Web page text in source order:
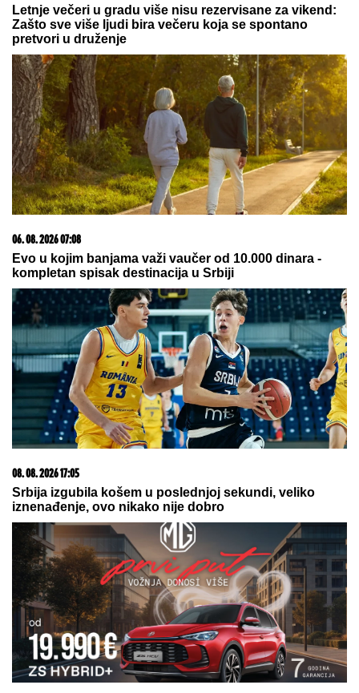
MUŠKARAC SKOČIO U DUNAV I
NESTAO
da se osveži i nije isplivao
(FOTO) SVI GLEDAJU U SARU JO!Pevačica i Aleksa
Bjelogrlić ne skidaju osmeh sa lica, a ona jednim
potezom OČARALA SVE
U PALANKU BEZSKRETANjA U
HRVATSKU: Počinje izgradnja mosta
koji će dva sremska sela spojiti sa
matičnom opštinom u Bačkoj
STIGLOUPOZORENjE U HUMSKOJ!
Crno-belima se loše piše!
08. 08. 2026 16:23